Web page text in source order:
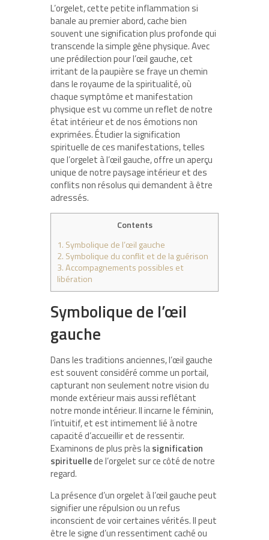
L’orgelet, cette petite inflammation si
banale au premier abord, cache bien
souvent une signification plus profonde qui
transcende la simple gêne physique. Avec
une prédilection pour l’œil gauche, cet
irritant de la paupière se fraye un chemin
dans le royaume de la spiritualité, où
chaque symptôme et manifestation
physique est vu comme un reflet de notre
état intérieur et de nos émotions non
exprimées. Étudier la signification
spirituelle de ces manifestations, telles
que l’orgelet à l’œil gauche, offre un aperçu
unique de notre paysage intérieur et des
conflits non résolus qui demandent à être
adressés.
Contents
1. Symbolique de l’œil gauche
2. Symbolique du conflit et de la guérison
3.Accompagnements possibles et
libération
Symbolique de l’œil
gauche
Dans les traditions anciennes, l’œil gauche
est souvent considéré comme un portail,
capturant non seulement notre vision du
monde extérieur mais aussi reflétant
notre monde intérieur. Il incarne le féminin,
l’intuitif, et est intimement lié à notre
capacité d’accueillir et de ressentir.
Examinons de plus près lasignification
spirituellede l’orgelet sur ce côté de notre
regard.
La présence d’un orgelet à l’œil gauche peut
signifier une répulsion ou un refus
inconscient de voir certaines vérités. Il peut
être le signe d’un ressentiment caché ou